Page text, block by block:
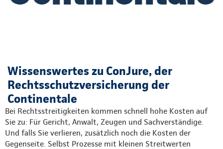
Wissenswertes zu ConJure, der
Rechtsschutzversicherung der
Continentale
Bei Rechtsstreitigkeiten kommen schnell hohe Kosten auf
Sie zu: Für Gericht, Anwalt, Zeugen und Sachverständige.
Und falls Sie verlieren, zusätzlich noch die Kosten der
Gegenseite. Selbst Prozesse mit kleinen Streitwerten